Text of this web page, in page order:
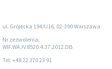
ul. Grójecka 194/U16, 02-390 Warszawa
Nr zezwolenia:
WIF.WA.IV.8520.4.37.2012.DB
Tel: +48 22 370 23 91